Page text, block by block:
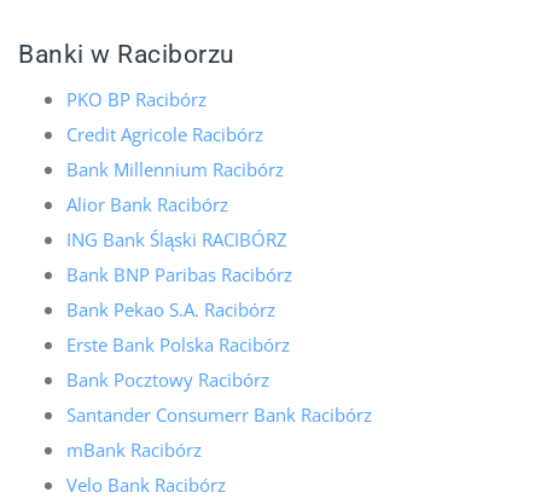
Banki w Raciborzu
PKO BP Racibórz
Credit Agricole Racibórz
Bank Millennium Racibórz
Alior Bank Racibórz
ING Bank Śląski RACIBÓRZ
Bank BNP Paribas Racibórz
Bank Pekao S.A. Racibórz
Erste Bank Polska Racibórz
Bank Pocztowy Racibórz
Santander Consumerr Bank Racibórz
mBank Racibórz
Velo Bank Racibórz